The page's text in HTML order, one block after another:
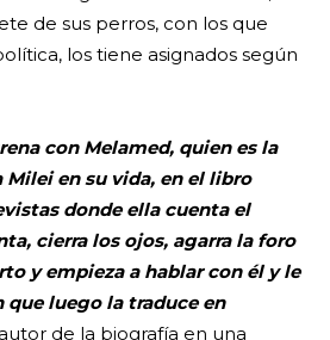
de sus perros, con los que
los tiene asignados según
con Melamed, quien es la
Milei en su vida, en el libro
donde ella cuenta el
cierra los ojos, agarra la foro
y empieza a hablar con él y le
que luego la traduce en
de la biografía en una